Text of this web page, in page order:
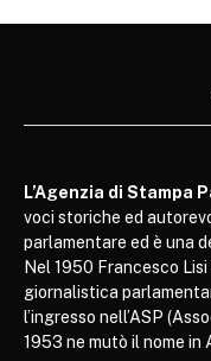
L’Agenzia di Stampa
voci storiche ed
parlamentare ed è una
Nel 1950 Francesco
giornalistica
l’ingresso nell’ASP
1953 ne mutò il nome in